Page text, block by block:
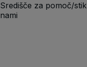
Središče za pomoč/
nami